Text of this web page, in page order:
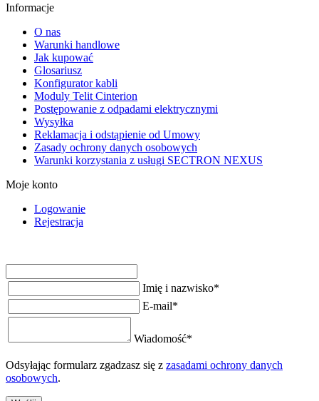
Informacje
O nas
Warunki handlowe
Jak kupować
Glosariusz
Konfigurator kabli
Moduly Telit Cinterion
Postępowanie z odpadami elektrycznymi
Wysyłka
Reklamacja i odstąpienie od Umowy
Zasady ochrony danych osobowych
Warunki korzystania z usługi SECTRON NEXUS
Moje konto
Logowanie
Rejestracja
Imię i nazwisko*
E-mail*
Wiadomość*
Odsyłając formularz zgadzasz się z zasadami ochrony danych
osobowych.